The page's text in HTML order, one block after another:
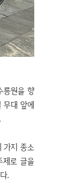
릉원을 향
무대 앞에
지 종소
제로 글을
.